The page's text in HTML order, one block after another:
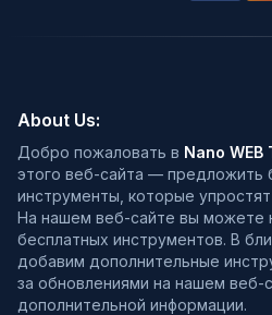
About Us:
Добро пожаловать в Nano WEB
этого веб-сайта — предложить
инструменты, которые
На нашем веб-сайте вы можете
бесплатных инструментов. В
добавим дополнительные
за обновлениями на нашем веб-
дополнительной информации.